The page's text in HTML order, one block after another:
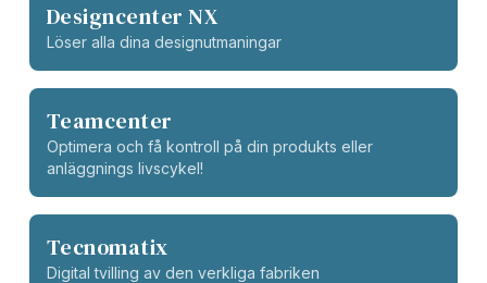
Designcenter NX
Löser alla dina designutmaningar
Teamcenter
Optimera och få kontroll på din produkts eller
anläggnings livscykel!
Tecnomatix
Digital tvilling av den verkliga fabriken